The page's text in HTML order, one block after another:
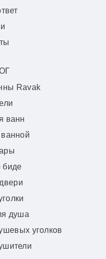
Ravak
ванн
биде
душа
уголков